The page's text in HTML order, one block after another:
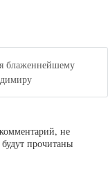
блаженнейшему
не
прочитаны